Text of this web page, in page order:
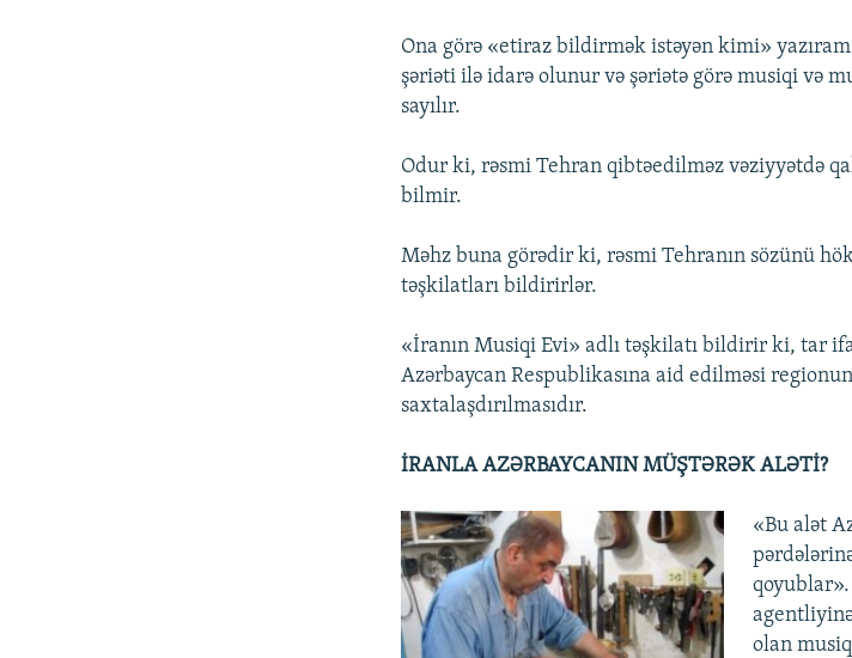
Ona görə «etiraz bildirmək istəyən kimi»
şəriəti ilə idarə olunur və şəriətə görə musiqi və
sayılır.
Odur ki, rəsmi Tehran qibtəedilməz vəziyyətdə
bilmir.
Məhz buna görədir ki, rəsmi Tehranın sözünü
təşkilatları bildirirlər.
«İranın Musiqi Evi» adlı təşkilatı bildirir ki, tar
Azərbaycan Respublikasına aid edilməsi
saxtalaşdırılmasıdır.
İRANLA AZƏRBAYCANIN MÜŞTƏRƏK ALƏTİ?
«Bu alət
olan